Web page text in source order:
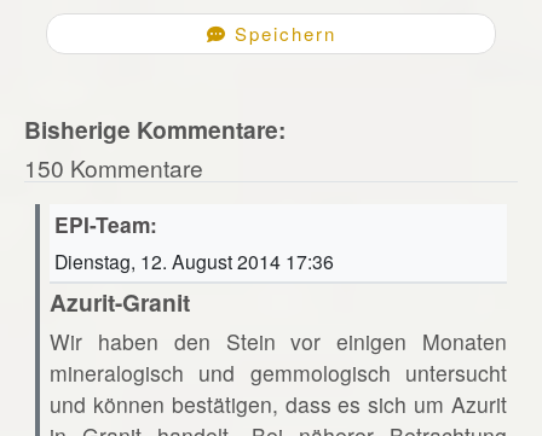
Speichern
Bisherige Kommentare:
150 Kommentare
EPI-Team:
Dienstag, 12. August 2014 17:36
Azurit-Granit
Wir haben den Stein vor einigen Monaten
mineralogisch und gemmologisch untersucht
und können bestätigen, dass es sich um Azurit